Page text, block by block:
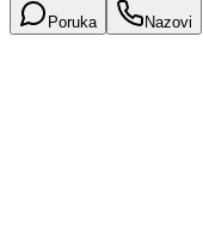
Poruka Nazovi